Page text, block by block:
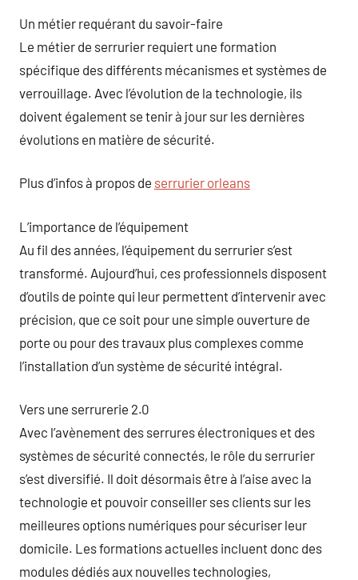
Un métier requérant du savoir-faire
Le métier de serrurier requiert une formation
spécifique des différents mécanismes et systèmes de
verrouillage. Avec l’évolution de la technologie, ils
doivent également se tenir à jour sur les dernières
évolutions en matière de sécurité.
Plus d’infos à propos de serrurier orleans
L’importance de l’équipement
Au fil des années, l’équipement du serrurier s’est
transformé. Aujourd’hui, ces professionnels disposent
d’outils de pointe qui leur permettent d’intervenir avec
précision, que ce soit pour une simple ouverture de
porte ou pour des travaux plus complexes comme
l’installation d’un système de sécurité intégral.
Vers une serrurerie 2.0
Avec l’avènement des serrures électroniques et des
systèmes de sécurité connectés, le rôle du serrurier
s’est diversifié. Il doit désormais être à l’aise avec la
technologie et pouvoir conseiller ses clients sur les
meilleures options numériques pour sécuriser leur
domicile. Les formations actuelles incluent donc des
modules dédiés aux nouvelles technologies,